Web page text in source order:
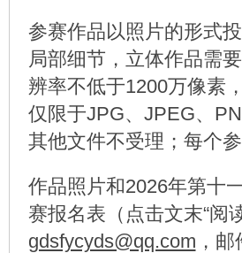
参赛作品以照片的形式
局部细节，立体作品需
辨率不低于1200万像素
仅限于JPG、JPEG、
其他文件不受理；每个
作品照片和2026年第十
赛报名表（点击文末“阅
gdsfycyds@qq.com ，